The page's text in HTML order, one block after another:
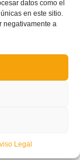
datos como el
en este sitio.
negativamente a
Legal